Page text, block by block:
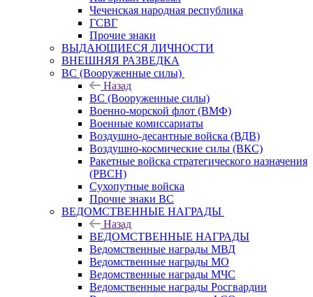
Чеченская народная республика
ГСВГ
Прочие знаки
ВЫДАЮЩИЕСЯ ЛИЧНОСТИ
ВНЕШНЯЯ РАЗВЕДКА
ВС (Вооруженные силы)
Назад
ВС (Вооруженные силы)
Военно-морской флот (ВМФ)
Военные комиссариаты
Воздушно-десантные войска (ВДВ)
Воздушно-космические силы (ВКС)
Ракетные войска стратегического назначения
(РВСН)
Сухопутные войска
Прочие знаки ВС
ВЕДОМСТВЕННЫЕ НАГРАДЫ
Назад
ВЕДОМСТВЕННЫЕ НАГРАДЫ
Ведомственные награды МВД
Ведомственные награды МО
Ведомственные награды МЧС
Ведомственные награды Росгвардии